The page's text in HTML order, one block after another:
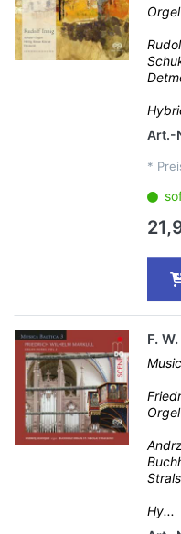
Art.-
*
F.
Hy...